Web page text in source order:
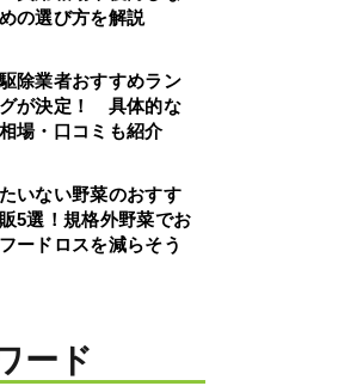
の選び方を解説
除業者おすすめラン
が決定！ 具体的な
場・口コミも紹介
いない野菜のおすす
5選！規格外野菜でお
ードロスを減らそう
ード